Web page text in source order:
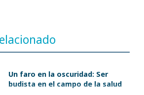
Un faro en la oscuridad: Ser
budista en el campo de la salud